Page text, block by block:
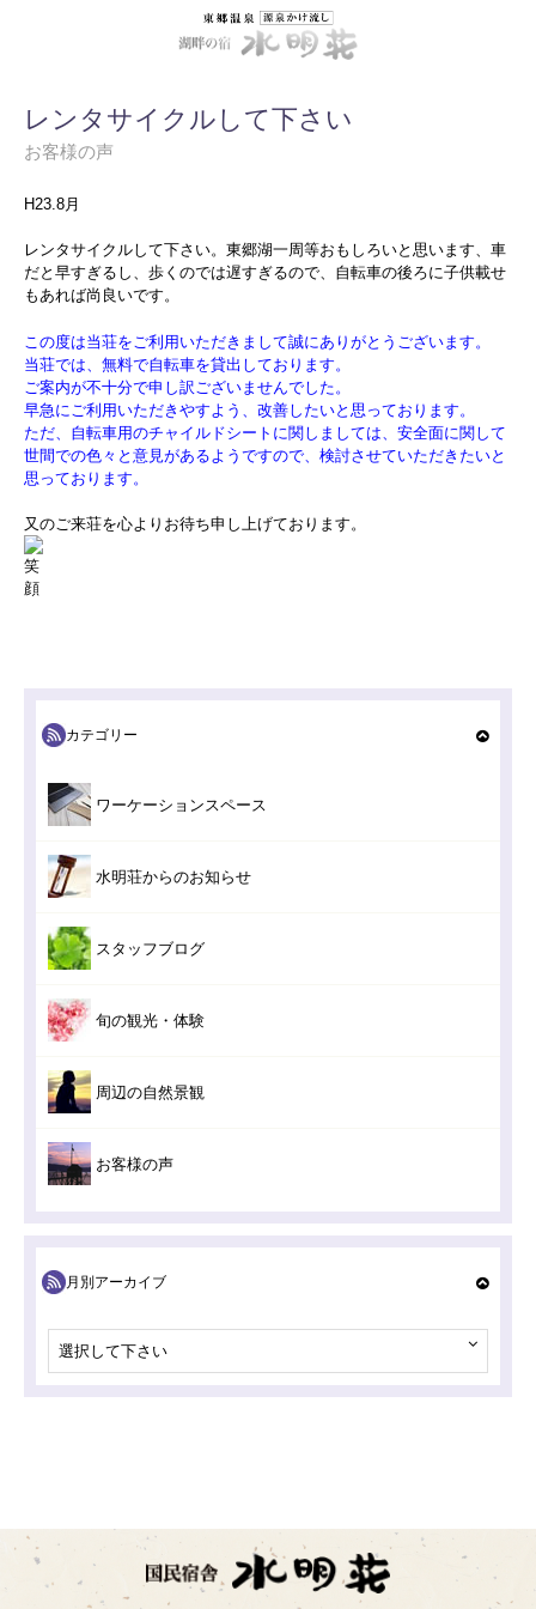
レンタサイクルして下さい
お客様の声
H23.8月
レンタサイクルして下さい。東郷湖一周等おもしろいと思います、車
だと早すぎるし、歩くのでは遅すぎるので、自転車の後ろに子供載せ
もあれば尚良いです。
この度は当荘をご利用いただきまして誠にありがとうございます。
当荘では、無料で自転車を貸出しております。
ご案内が不十分で申し訳ございませんでした。
早急にご利用いただきやすよう、改善したいと思っております。
ただ、自転車用のチャイルドシートに関しましては、安全面に関して
世間での色々と意見があるようですので、検討させていただきたいと
思っております。
又のご来荘を心よりお待ち申し上げております。
カテゴリー
ワーケーションスペース
水明荘からのお知らせ
スタッフブログ
旬の観光・体験
周辺の自然景観
お客様の声
月別アーカイブ
選択して下さい